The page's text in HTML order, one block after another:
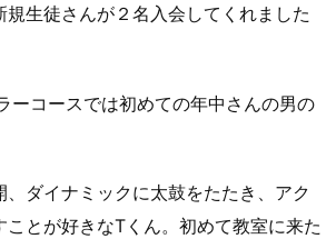
規生徒さんが２名入会してくれました
ーコースでは初めての年中さんの男の
、ダイナミックに太鼓をたたき、アク
ことが好きなTくん。初めて教室に来た